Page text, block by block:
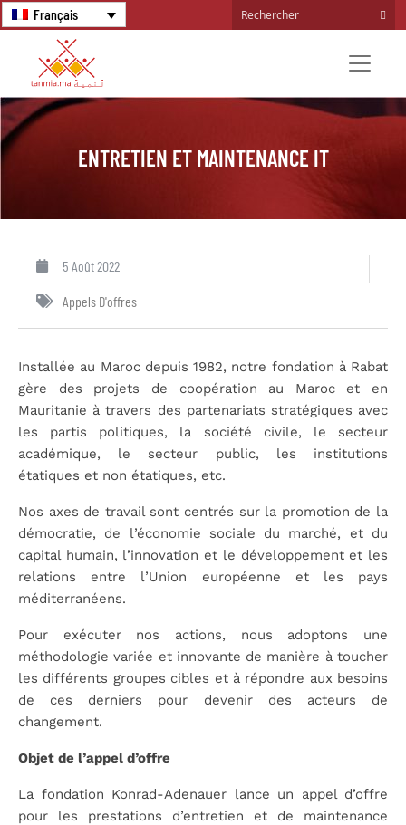
Français
ENTRETIEN ET MAINTENANCE IT
5 Août 2022
Appels D'offres
Installée au Maroc depuis 1982, notre fondation à Rabat
gère des projets de coopération au Maroc et en
Mauritanie à travers des partenariats stratégiques avec
les partis politiques, la société civile, le secteur
académique, le secteur public, les institutions
étatiques et non étatiques, etc.
Nos axes de travail sont centrés sur la promotion de la
démocratie, de l’économie sociale du marché, et du
capital humain, l’innovation et le développement et les
relations entre l’Union européenne et les pays
méditerranéens.
Pour exécuter nos actions, nous adoptons une
méthodologie variée et innovante de manière à toucher
les différents groupes cibles et à répondre aux besoins
de ces derniers pour devenir des acteurs de
changement.
Objet de l’appel d’offre
La fondation Konrad-Adenauer lance un appel d’offre
pour les prestations d’entretien et de maintenance